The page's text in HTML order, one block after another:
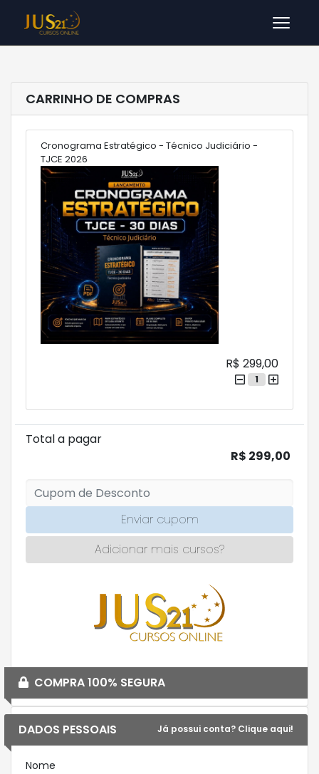
DADOS PESSOAIS Já possui conta? Clique aqui!
Nome
CARRINHO DE COMPRAS
Cronograma Estratégico - Técnico Judiciário -
TJCE 2026
R$ 299,00
1
Total a pagar
R$ 299,00
Enviar cupom
Adicionar mais cursos?
COMPRA 100% SEGURA